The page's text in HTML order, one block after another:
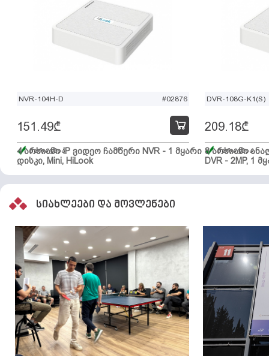
NVR-104H-D #02876
4 არხიანი IP ვიდეო ჩამწერი NVR - 1 მყარი
დისკი, Mini, HiLook
151.49₾
მარაგშია
DVR-108G-K1(S)
8 არხიანი
DVR - 2MP, 1
209.18₾
მარაგშია
სიახლეები და მოვლენები